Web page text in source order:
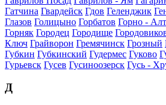
Гатчина Гвардейск Гдов Геленджик
Глазов Голицыно Горбатов Горно -
Горняк Городец Городище
Ключ Грайворон Гремячинск Грозный
Губкин Губкинский Гудермес Гуково
Гурьевск Гусев Гусиноозерск Гусь -
Д